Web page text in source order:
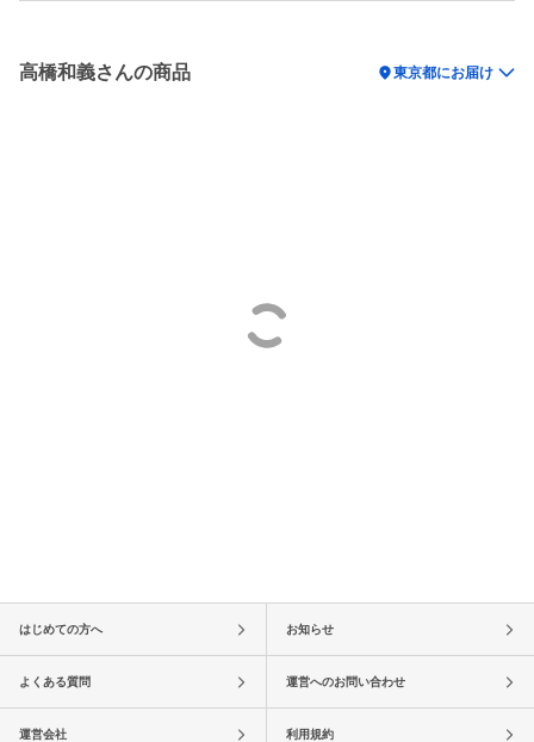
高橋和義さんの商品 location_on東京都にお届け
はじめての方へ お知らせ
よくある質問 運営へのお問い合わせ
運営会社 利用規約